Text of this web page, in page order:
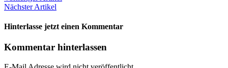
Nächster Artikel
Hinterlasse jetzt einen Kommentar
Kommentar hinterlassen